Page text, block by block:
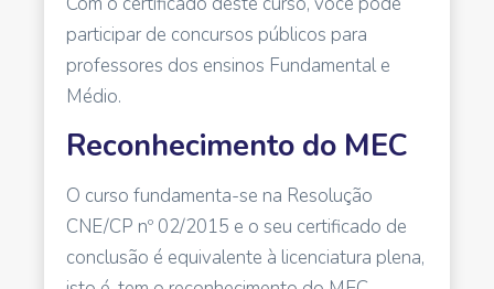
participar de concursos públicos para
professores dos ensinos Fundamental e
Médio.
Reconhecimento do MEC
O curso fundamenta-se na Resolução
CNE/CP nº 02/2015 e o seu certificado de
conclusão é equivalente à licenciatura plena,